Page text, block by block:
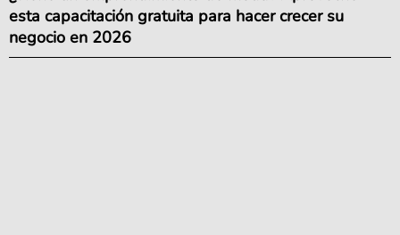
esta capacitación gratuita para hacer crecer su
negocio en 2026